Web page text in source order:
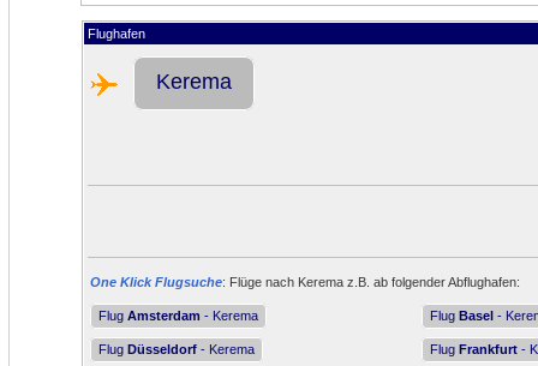
Flughafen
Kerema
One Klick Flugsuche: Flüge nach Kerema z.B. ab folgender Abflughafen:
Flug Amsterdam - Kerema Flug Basel -
Flug Düsseldorf - Kerema Flug Frankfurt -